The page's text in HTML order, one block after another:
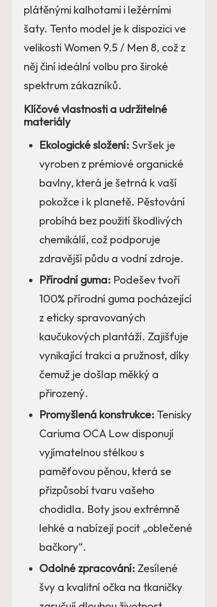
plátěnými kalhotami i ležérními
šaty. Tento model je k dispozici ve
velikosti Women 9.5 / Men 8, což z
něj činí ideální volbu pro široké
spektrum zákazníků.
Klíčové vlastnosti a udržitelné
materiály
Ekologické složení: Svršek je
vyroben z prémiové organické
bavlny, která je šetrná k vaší
pokožce i k planetě. Pěstování
probíhá bez použití škodlivých
chemikálií, což podporuje
zdravější půdu a vodní zdroje.
Přírodní guma: Podešev tvoří
100% přírodní guma pocházející
z eticky spravovaných
kaučukových plantáží. Zajišťuje
vynikající trakci a pružnost, díky
čemuž je došlap měkký a
přirozený.
Promyšlená konstrukce: Tenisky
Cariuma OCA Low disponují
vyjímatelnou stélkou s
paměťovou pěnou, která se
přizpůsobí tvaru vašeho
chodidla. Boty jsou extrémně
lehké a nabízejí pocit „oblečené
bačkory“.
Odolné zpracování: Zesílené
švy a kvalitní očka na tkaničky